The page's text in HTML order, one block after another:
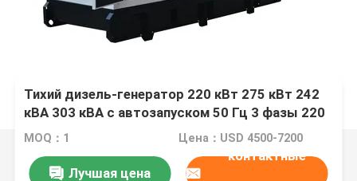
Тихий дизель-генератор 220 кВт 275 кВт 242
кВА 303 кВА с автозапуском 50 Гц 3 фазы 220
В, топливный бак по индивидуальному заказу
MOQ：1 Цена：USD 4500-7200
Лучшая цена
контактные